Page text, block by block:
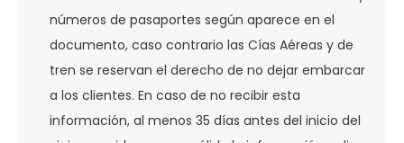
números de pasaportes según aparece en el
documento, caso contrario las Cías Aéreas y de
tren se reservan el derecho de no dejar embarcar
a los clientes. En caso de no recibir esta
información, al menos 35 días antes del inicio del